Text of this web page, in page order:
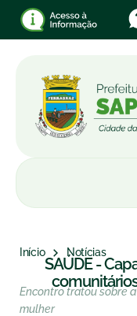
Início Notícias
SAÚDE -
Encontro tratou sobre
mulher